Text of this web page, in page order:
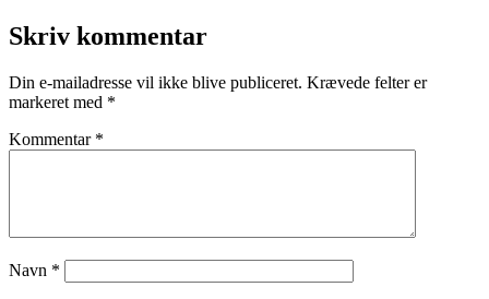
Den
ultimative
til
Bornholm
vinteren
Skriv kommentar
Din e-mailadresse vil ikke blive publiceret. Krævede felter er
markeret med *
Kommentar *
Navn *